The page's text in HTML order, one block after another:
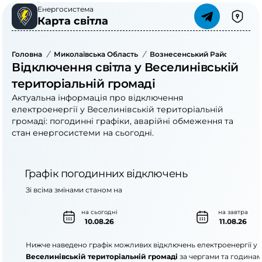
Енергосистема
Карта світла
Головна / Миколаївська Область / Вознесенський Район
Відключення світла у Веселинівській
територіальній громаді
Актуальна інформація про відключення
електроенергії у Веселинівській територіальній
громаді: погодинні графіки, аварійні обмеження та
стан енергосистеми на сьогодні.
Графік погодинних відключень
на сьогодні
10.08.26
на завтра
11.08.26
Зі всіма змінами станом на
Нижче наведено графік можливих відключень електроенергії у
Веселинівській територіальній громаді за чергами та